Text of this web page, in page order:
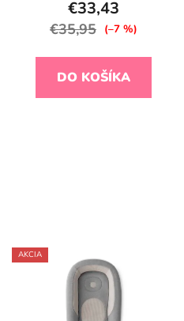
€33,43
€35,95 (–7 %)
DO KOŠÍKA
AKCIA